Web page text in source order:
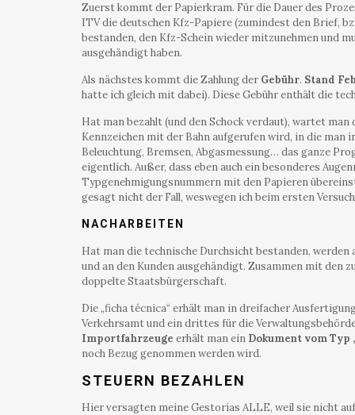
Zuerst kommt der Papierkram. Für die Dauer des
ITV die deutschen Kfz-Papiere (zumindest den Brief,
bestanden, den Kfz-Schein wieder mitzunehmen und
ausgehändigt haben.
Als nächstes kommt die Zahlung der Gebühr. Stand
hatte ich gleich mit dabei). Diese Gebühr enthält die
Hat man bezahlt (und den Schock verdaut), wartet
Kennzeichen mit der Bahn aufgerufen wird, in die man
Beleuchtung, Bremsen, Abgasmessung… das ganze
eigentlich. Außer, dass eben auch ein besonderes
Typgenehmigungsnummern mit den Papieren
gesagt nicht der Fall, weswegen ich beim ersten
NACHARBEITEN
Hat man die technische Durchsicht bestanden,
und an den Kunden ausgehändigt. Zusammen mit den
doppelte Staatsbürgerschaft.
Die „ficha técnica“ erhält man in dreifacher
Verkehrsamt und ein drittes für die
Importfahrzeuge erhält man ein Dokument vom Typ
noch Bezug genommen werden wird.
STEUERN BEZAHLEN
Hier versagten meine Gestorías ALLE, weil sie nicht